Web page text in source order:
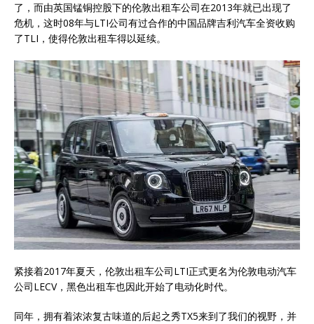
了，而由英国锰铜控股下的伦敦出租车公司在2013年就已出现了
危机，这时08年与LTI公司有过合作的中国品牌吉利汽车全资收购
了TLI，使得伦敦出租车得以延续。
紧接着2017年夏天，伦敦出租车公司LTI正式更名为伦敦电动汽车
公司LECV，黑色出租车也因此开始了电动化时代。
同年，拥有着浓浓复古味道的后起之秀TX5来到了我们的视野，并